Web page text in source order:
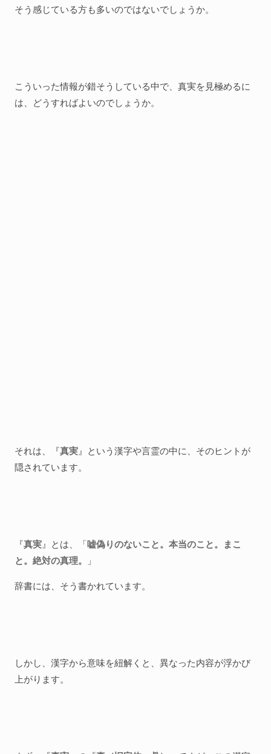
そう感じている方も多いのではないでしょうか。
こういった情報が錯そうしている中で、真実を見極めるに
は、どうすればよいのでしょうか。
それは、『真実』という漢字や言霊の中に、そのヒントが
隠されています。
『真実』とは、「嘘偽りのないこと。本当のこと。まこ
と。絶対の真理。
」
辞書には、そう書かれています。
しかし、漢字から意味を紐解くと、異なった内容が浮かび
上がります。